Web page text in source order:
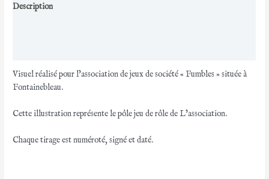
de
Description
Visuel réalisé pour l’association de jeux de société « Fumbles » située à
Fontainebleau.
Cette illustration représente le pôle jeu de rôle de L’association.
Chaque tirage est numéroté, signé et daté.